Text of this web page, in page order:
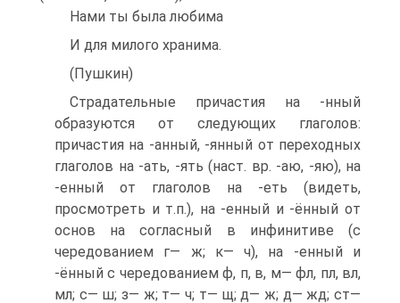
Нами ты была любима
И для милого хранима.
(Пушкин)
Страдательные причастия на -нный
образуются от следующих глаголов:
причастия на -анный, -янный от переходных
глаголов на -ать, -ять (наст. вр. -аю, -яю), на
-енный от глаголов на -еть (видеть,
просмотреть и т.п.), на -енный и -ённый от
основ на согласный в инфинитиве (с
чередованием г— ж; к— ч), на -енный и
-ённый с чередованием ф, п, в, м— фл, пл, вл,
мл; с— ш; з— ж; т— ч; т— щ; д— ж; д— жд; ст—